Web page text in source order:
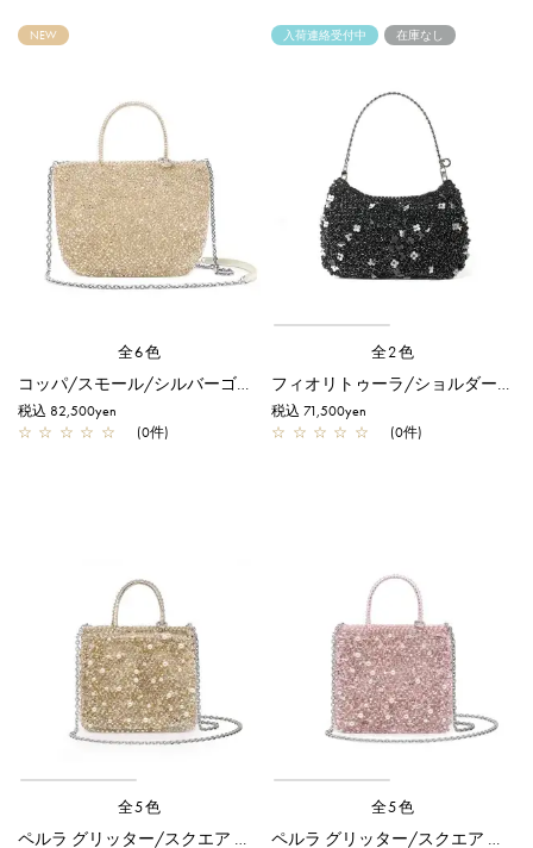
NEW
全6色
コッパ/スモール/シルバーゴールド
税込 82,500yen
☆ ☆ ☆ ☆ ☆ (0件)
入荷連絡受付中 在庫なし
全2色
フィオリトゥーラ/ショルダー/エナメルブラック
税込 71,500yen
☆ ☆ ☆ ☆ ☆ (0件)
全5色
ペルラ グリッター/スクエア スモール/シルバーゴールド
全5色
ペルラ グリッター/スクエア スモール/フラミンゴシルバー